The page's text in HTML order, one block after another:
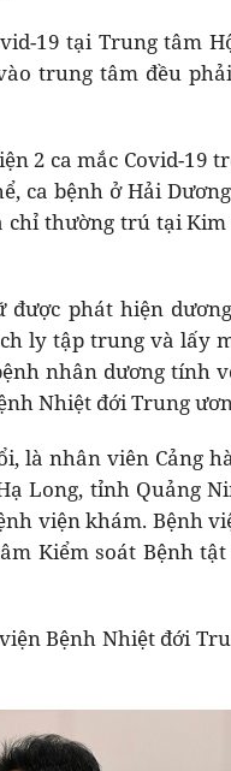
19 tại Trung tâm
trung tâm đều
2 ca mắc Covid-19
ca bệnh ở Hải
chỉ thường trú tại
được phát hiện
ly tập trung và lấy
nhân dương tính
Nhiệt đới Trung
là nhân viên Cảng
Long, tỉnh Quảng
viện khám. Bệnh
Kiểm soát Bệnh
Bệnh Nhiệt đới